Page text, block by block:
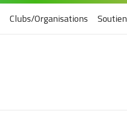
Clubs/Organisations Soutien